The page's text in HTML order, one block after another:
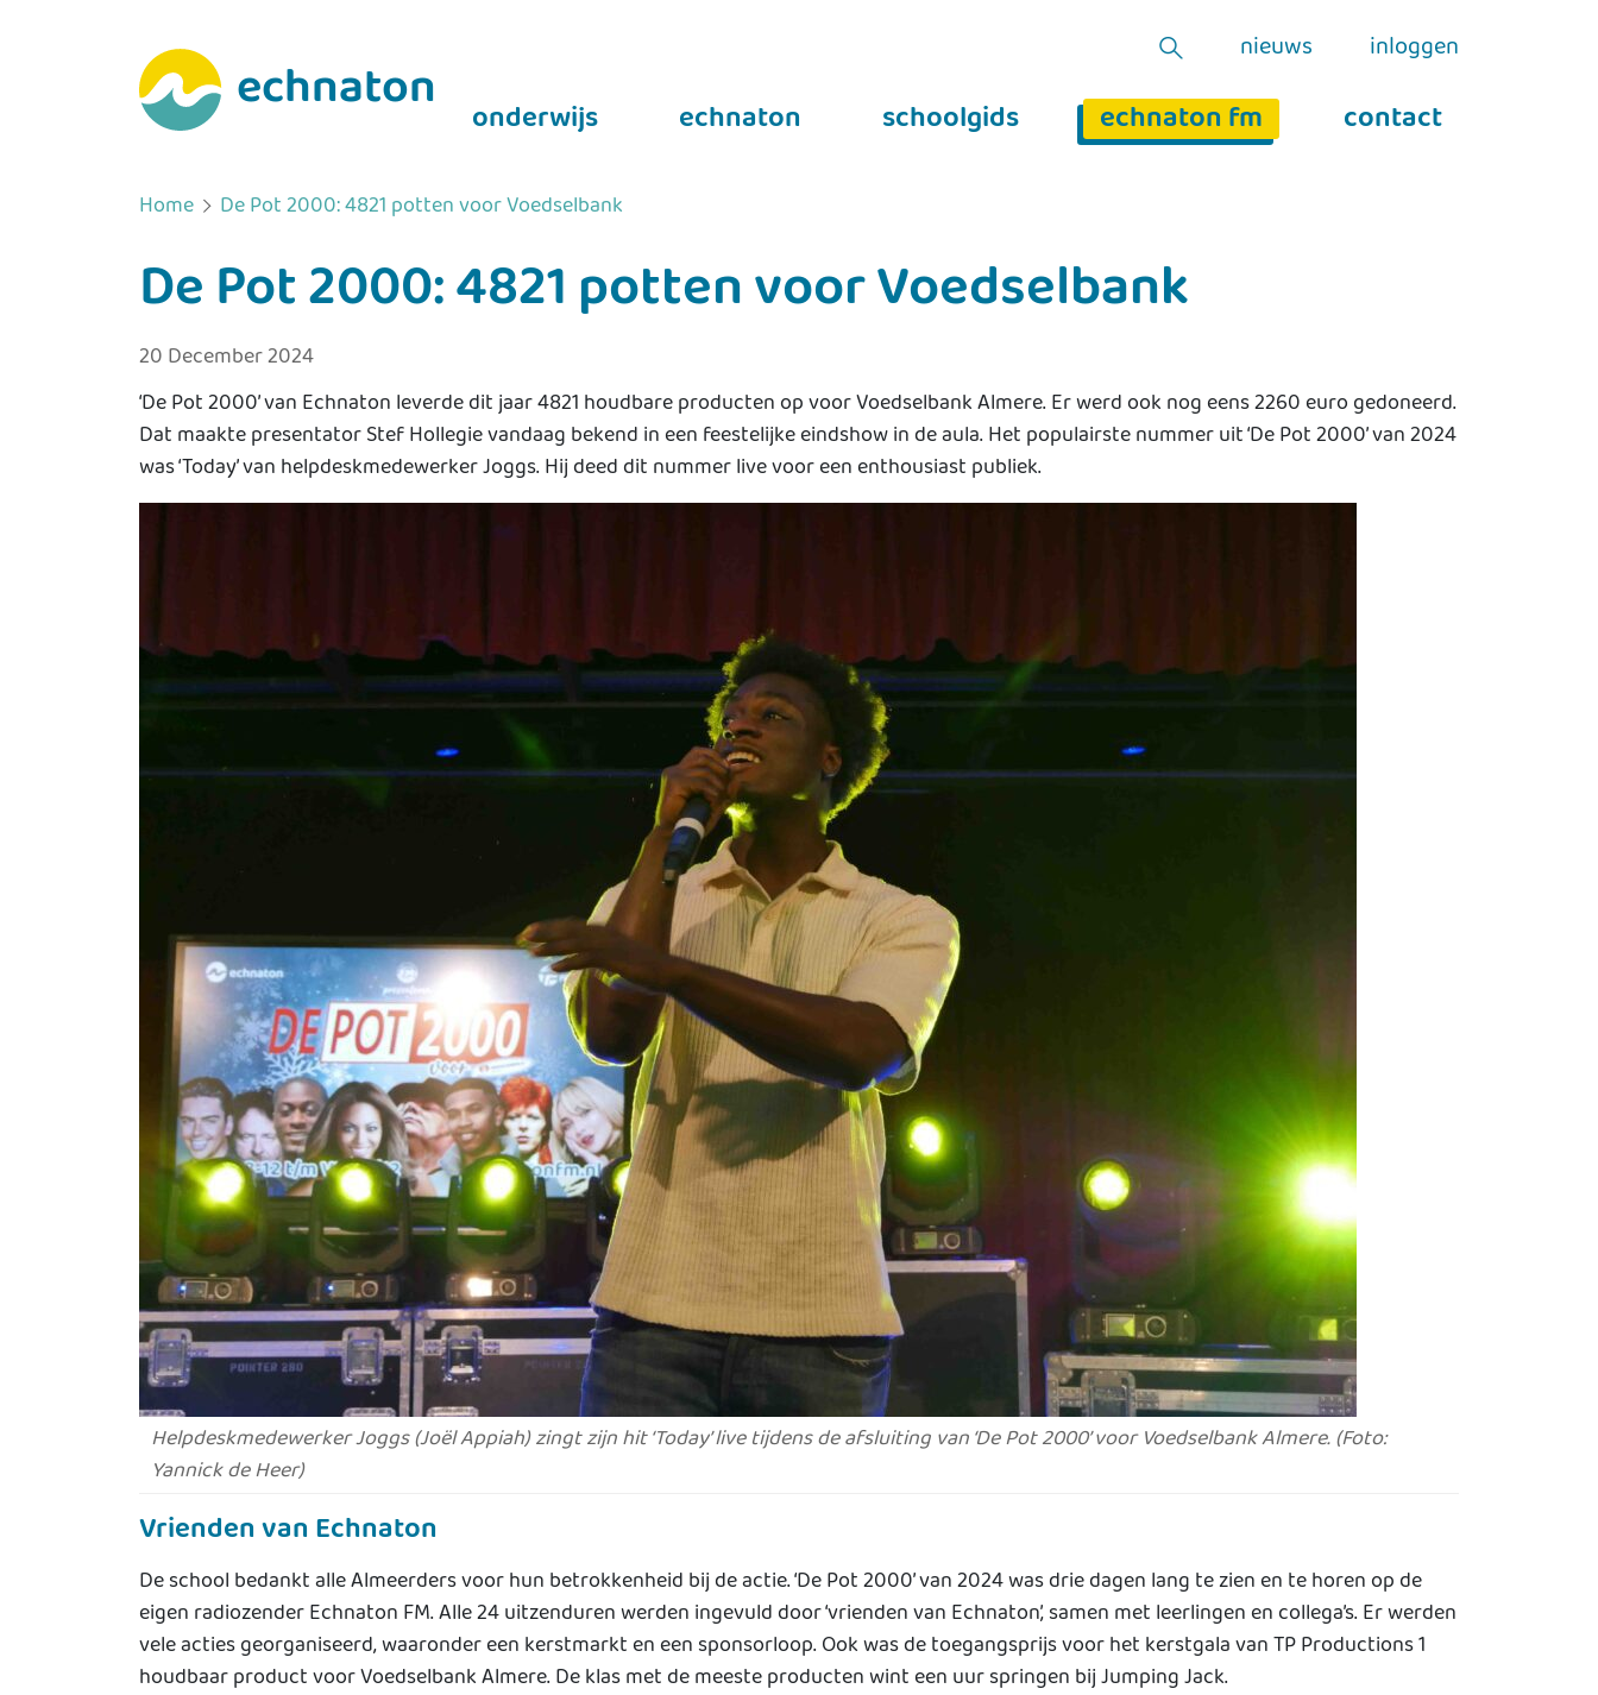
echnaton
nieuws inloggen
onderwijs echnaton schoolgids echnaton fm contact
Home De Pot 2000: 4821 potten voor Voedselbank
De Pot 2000: 4821 potten voor Voedselbank
20 December 2024
‘De Pot 2000’ van Echnaton leverde dit jaar 4821 houdbare producten op voor Voedselbank Almere. Er werd ook nog eens 2260 euro gedoneerd.
Dat maakte presentator Stef Hollegie vandaag bekend in een feestelijke eindshow in de aula. Het populairste nummer uit ‘De Pot 2000’ van 2024
was ‘Today’ van helpdeskmedewerker Joggs. Hij deed dit nummer live voor een enthousiast publiek.
Helpdeskmedewerker Joggs (Joël Appiah) zingt zijn hit ‘Today’ live tijdens de afsluiting van ‘De Pot 2000’ voor Voedselbank Almere. (Foto:
Yannick de Heer)
Vrienden van Echnaton
De school bedankt alle Almeerders voor hun betrokkenheid bij de actie. ‘De Pot 2000’ van 2024 was drie dagen lang te zien en te horen op de
eigen radiozender Echnaton FM. Alle 24 uitzenduren werden ingevuld door ‘vrienden van Echnaton’, samen met leerlingen en collega’s. Er werden
vele acties georganiseerd, waaronder een kerstmarkt en een sponsorloop. Ook was de toegangsprijs voor het kerstgala van TP Productions 1
houdbaar product voor Voedselbank Almere. De klas met de meeste producten wint een uur springen bij Jumping Jack.